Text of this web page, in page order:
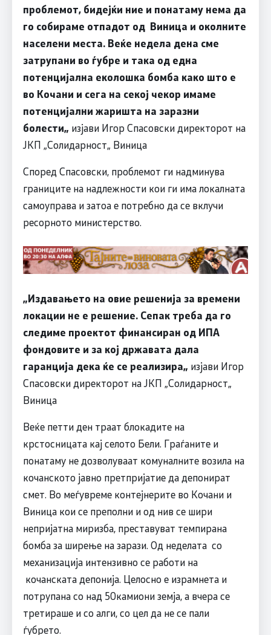
проблемот, бидејќи ние и понатаму нема да
го собираме отпадот од Виница и околните
населени места. Веќе недела дена сме
затрупани во ѓубре и така од една
потенцијална еколошка бомба како што е
во Кочани и сега на секој чекор имаме
потенцијални жаришта на заразни
болести„ изјави Игор Спасовски директорот на
ЈКП „Солидарност„ Виница
Според Спасовски, проблемот ги надминува
границите на надлежности кои ги има локалната
самоуправа и затоа е потребно да се вклучи
ресорното министерство.
„Издавањето на овие решенија за времени
локации не е решение. Сепак треба да го
следиме проектот финансиран од ИПА
фондовите и за кој државата дала
гаранција дека ќе се реализира„ изјави Игор
Спасовски директорот на ЈКП „Солидарност„
Виница
Веќе петти ден траат блокадите на
крстосницата кај селото Бели. Граѓаните и
понатаму не дозволуваат комуналните возила на
кочанското јавно претпријатие да депонират
смет. Во меѓувреме контејнерите во Кочани и
Виница кои се преполни и од нив се шири
непријатна миризба, преставуват темпирана
бомба за ширење на зарази. Од неделата со
механизација интензивно се работи на
кочанската депонија. Целосно е израмнета и
потрупана со над 50камиони земја, а вчера се
третираше и со алги, со цел да не се пали
ѓубрето.